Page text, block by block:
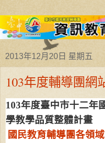
2013年12月20日 星期五
103年度輔導團網
103年度臺中市十二年
學教學品質整體計畫
國民教育輔導團各領